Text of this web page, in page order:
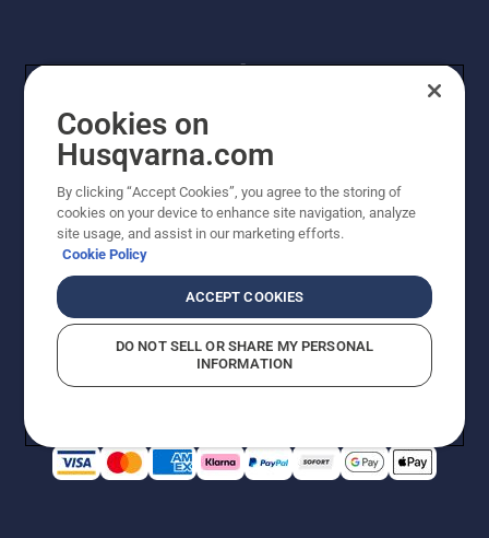
© Husqvarna AB (publ). Alle Rechte vorbehalten.
Preisänderungen, Irrtümer, Text- und Satzfehler sind
vorbehalten. Bei den Preisangaben handelt es sich um
unverbindliche Preisempfehlungen in Euro inkl. der
unverbindliche Preisempfehlungen (inkl. MwSt), es sei
denn sie sind für den direkten Kauf verfügbar.
Cookie-RichtlinieNutzungsbedingungenAGBs
ImpressumVermutete Verstöße melden
Cookies on
Husqvarna.com
By clicking “Accept Cookies”, you agree to the storing of
cookies on your device to enhance site navigation, analyze
site usage, and assist in our marketing efforts.
Cookie Policy
ACCEPT COOKIES
DO NOT SELL OR SHARE MY PERSONAL
INFORMATION